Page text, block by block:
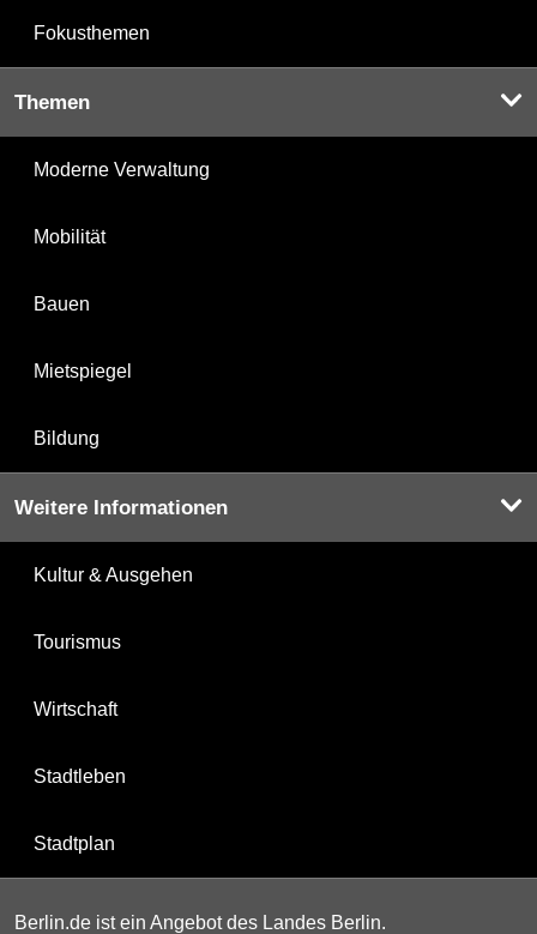
Fokusthemen
Themen
Moderne Verwaltung
Mobilität
Bauen
Mietspiegel
Bildung
Weitere Informationen
Kultur & Ausgehen
Tourismus
Wirtschaft
Stadtleben
Stadtplan
Berlin.de ist ein Angebot des Landes Berlin.